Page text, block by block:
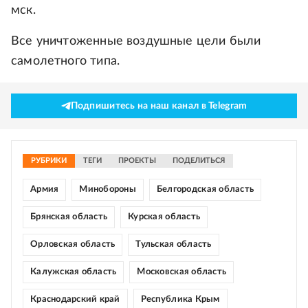
мск.
Все уничтоженные воздушные цели были
самолетного типа.
Подпишитесь на наш канал в Telegram
РУБРИКИ ТЕГИ ПРОЕКТЫ ПОДЕЛИТЬСЯ
Армия Минобороны Белгородская область
Брянская область Курская область
Орловская область Тульская область
Калужская область Московская область
Краснодарский край Республика Крым